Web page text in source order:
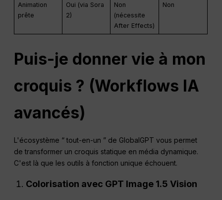
Animation
prête
Oui (via Sora
2)
Non
(nécessite
After Effects)
Non
Puis-je donner vie à mon
croquis ? (Workflows IA
avancés)
L'écosystème “ tout-en-un ” de GlobalGPT vous permet
de transformer un croquis statique en média dynamique.
C'est là que les outils à fonction unique échouent.
Colorisation avec GPT Image 1.5 Vision